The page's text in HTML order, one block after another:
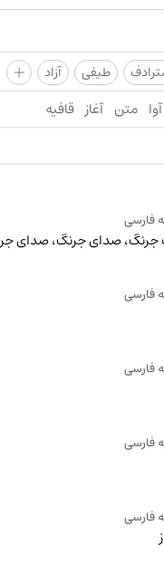
طیفی آزاد +
آوا متن آغاز قافیه
فارسی
صدای جرنگ، صدای
فارسی
فارسی
فارسی
فارسی